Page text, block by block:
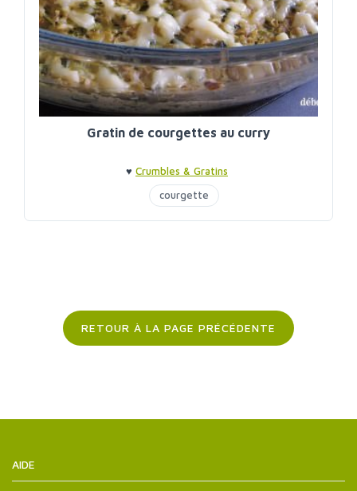
Gratin de courgettes au curry
♥ Crumbles & Gratins
courgette
RETOUR À LA PAGE PRÉCÉDENTE
AIDE